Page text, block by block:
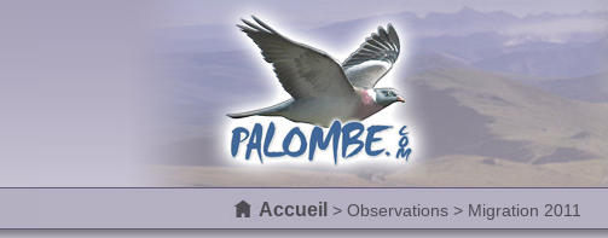
Accueil > Observations> Migration 2011